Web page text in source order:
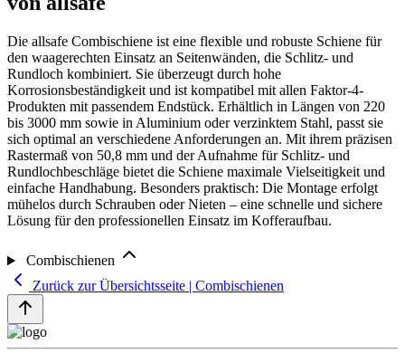
Die allsafe Combischiene ist eine flexible und robuste Schiene für
den waagerechten Einsatz an Seitenwänden, die Schlitz- und
Rundloch kombiniert. Sie überzeugt durch hohe
Korrosionsbeständigkeit und ist kompatibel mit allen Faktor-4-
Produkten mit passendem Endstück. Erhältlich in Längen von 220
bis 3000 mm sowie in Aluminium oder verzinktem Stahl, passt sie
sich optimal an verschiedene Anforderungen an. Mit ihrem präzisen
Rastermaß von 50,8 mm und der Aufnahme für Schlitz- und
Rundlochbeschläge bietet die Schiene maximale Vielseitigkeit und
einfache Handhabung. Besonders praktisch: Die Montage erfolgt
mühelos durch Schrauben oder Nieten – eine schnelle und sichere
Lösung für den professionellen Einsatz im Kofferaufbau.
Combischienen
Zurück zur Übersichtsseite | Combischienen